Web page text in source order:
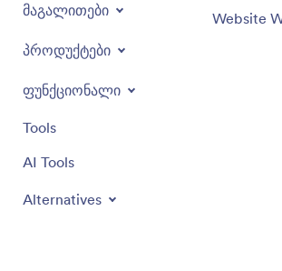
მაგალითები
პროდუქტები
ფუნქციონალი
Tools
AI Tools
Alternatives
Website